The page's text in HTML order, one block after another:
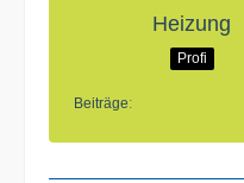
Heizung
Profi
Beiträge